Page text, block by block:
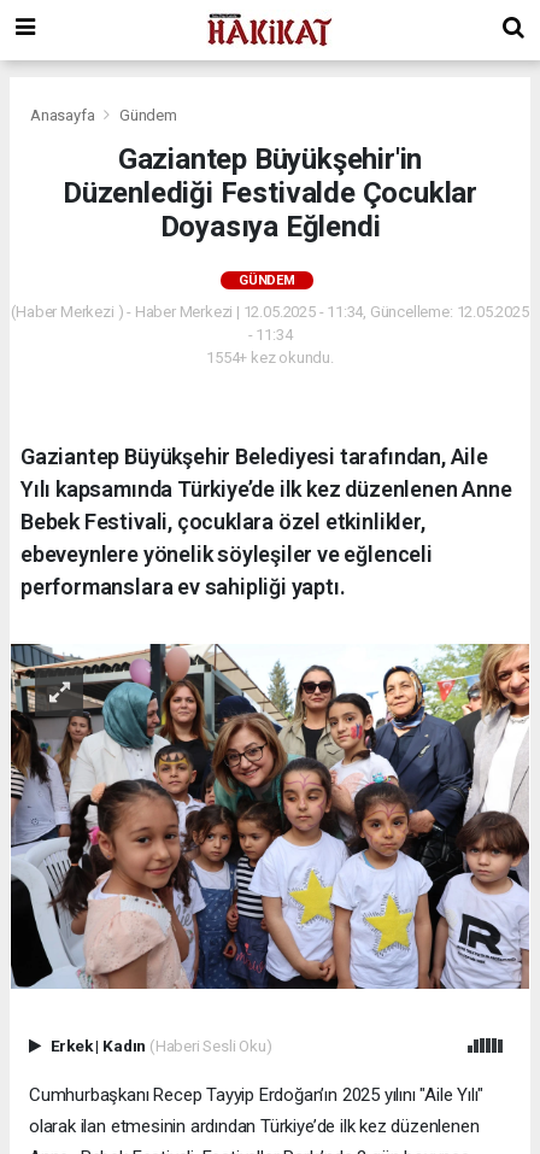
Anasayfa Gündem
Gaziantep Büyükşehir'in
Düzenlediği Festivalde Çocuklar
Doyasıya Eğlendi
GÜNDEM
(Haber Merkezi ) - Haber Merkezi | 12.05.2025 - 11:34, Güncelleme: 12.05.2025
- 11:34
1554+ kez okundu.
Gaziantep Büyükşehir Belediyesi tarafından, Aile
Yılı kapsamında Türkiye’de ilk kez düzenlenen Anne
Bebek Festivali, çocuklara özel etkinlikler,
ebeveynlere yönelik söyleşiler ve eğlenceli
performanslara ev sahipliği yaptı.
Erkek| Kadın (Haberi Sesli Oku)
Cumhurbaşkanı Recep Tayyip Erdoğan’ın 2025 yılını "Aile Yılı"
olarak ilan etmesinin ardından Türkiye’de ilk kez düzenlenen